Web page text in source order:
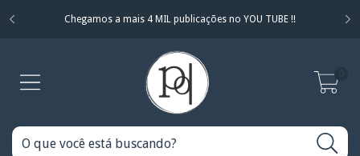
Chegamos a mais 4 MIL publicações no YOU TUBE !!